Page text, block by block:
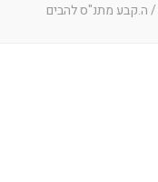
/ה.קבע מתנ"ס להבים